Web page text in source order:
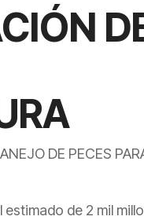
DE PECES
de 2 mil